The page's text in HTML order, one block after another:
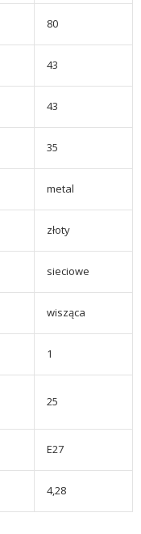
80
43
43
35
metal
złoty
sieciowe
wisząca
1
25
E27
4,28